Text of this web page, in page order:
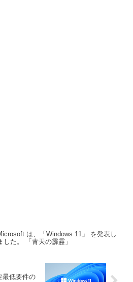
は、「Windows 11」 を発表し
した。 「青天の霹靂」
最低要件の